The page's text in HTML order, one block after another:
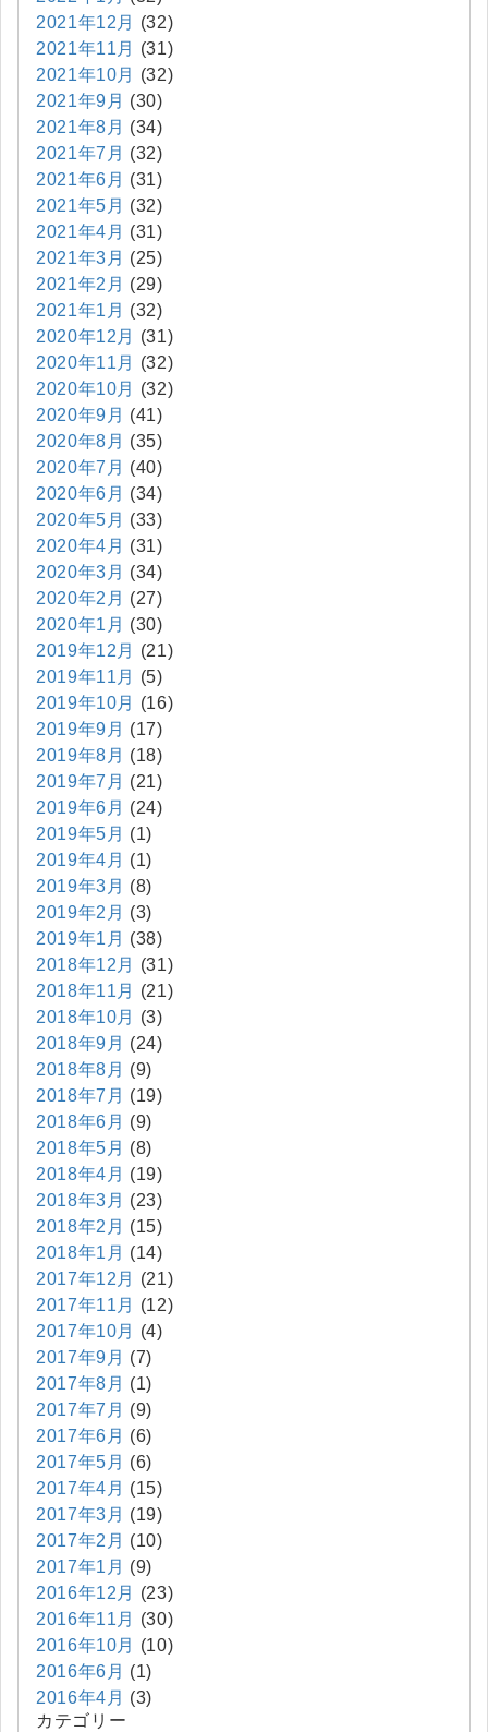
2021年12月
(32)
2021年11月
(31)
2021年10月
(32)
2021年9月 (30)
2021年8月 (34)
2021年7月 (32)
2021年6月 (31)
2021年5月 (32)
2021年4月 (31)
2021年3月 (25)
2021年2月 (29)
2021年1月 (32)
2020年12月
(31)
2020年11月
(32)
2020年10月
(32)
2020年9月 (41)
2020年8月 (35)
2020年7月 (40)
2020年6月 (34)
2020年5月 (33)
2020年4月 (31)
2020年3月 (34)
2020年2月 (27)
2020年1月 (30)
2019年12月
(21)
2019年11月
(5)
2019年10月
(16)
2019年9月 (17)
2019年8月 (18)
2019年7月 (21)
2019年6月 (24)
2019年5月 (1)
2019年4月 (1)
2019年3月 (8)
2019年2月 (3)
2019年1月 (38)
2018年12月
(31)
2018年11月
(21)
2018年10月
(3)
2018年9月 (24)
2018年8月 (9)
2018年7月 (19)
2018年6月 (9)
2018年5月 (8)
2018年4月 (19)
2018年3月 (23)
2018年2月 (15)
2018年1月 (14)
2017年12月
(21)
2017年11月
(12)
2017年10月
(4)
2017年9月 (7)
2017年8月 (1)
2017年7月 (9)
2017年6月 (6)
2017年5月 (6)
2017年4月 (15)
2017年3月 (19)
2017年2月 (10)
2017年1月 (9)
2016年12月
(23)
2016年11月
(30)
2016年10月
(10)
2016年6月 (1)
2016年4月 (3)
カテゴリー